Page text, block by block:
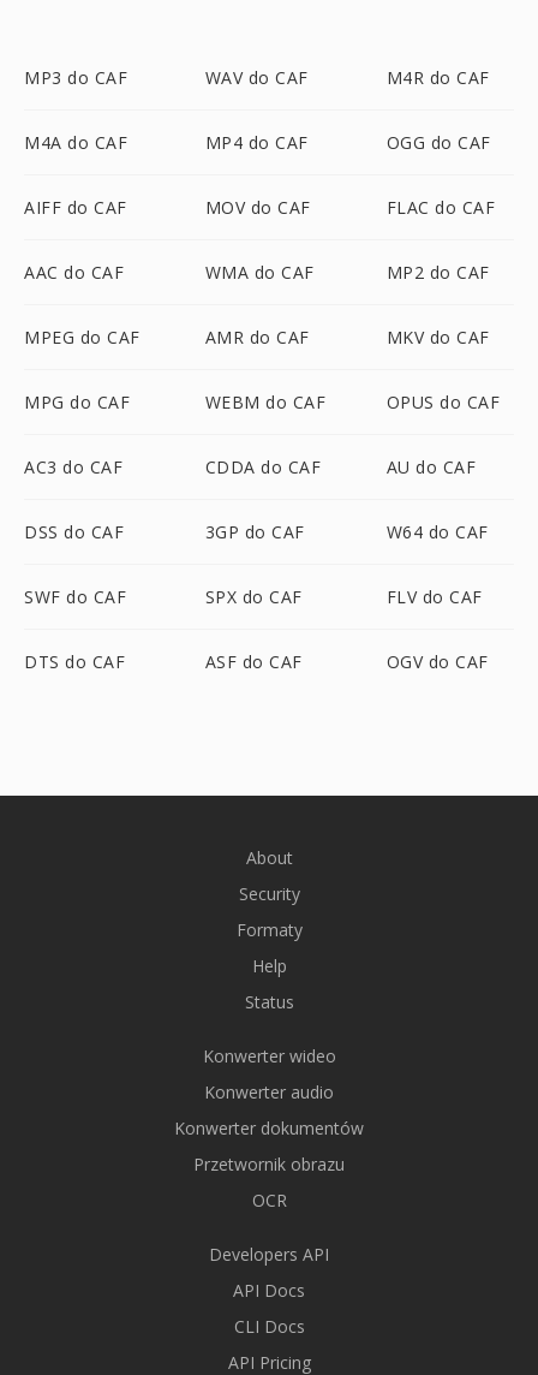
MP3 do CAF WAV do CAF M4R do CAF
M4A do CAF MP4 do CAF OGG do CAF
AIFF do CAF MOV do CAF FLAC do CAF
AAC do CAF WMA do CAF MP2 do CAF
MPEG do CAF AMR do CAF MKV do CAF
MPG do CAF WEBM do CAF OPUS do CAF
AC3 do CAF CDDA do CAF AU do CAF
DSS do CAF 3GP do CAF W64 do CAF
SWF do CAF SPX do CAF FLV do CAF
DTS do CAF ASF do CAF OGV do CAF
About
Security
Formaty
Help
Status
Konwerter wideo
Konwerter audio
Konwerter dokumentów
Przetwornik obrazu
OCR
Developers API
API Docs
CLI Docs
API Pricing